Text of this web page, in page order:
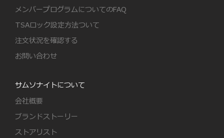
メンバープログラムについてのFAQ
TSAロック設定方法ついて
注文状況を確認する
お問い合わせ
サムソナイトについて
会社概要
ブランドストーリー
ストアリスト